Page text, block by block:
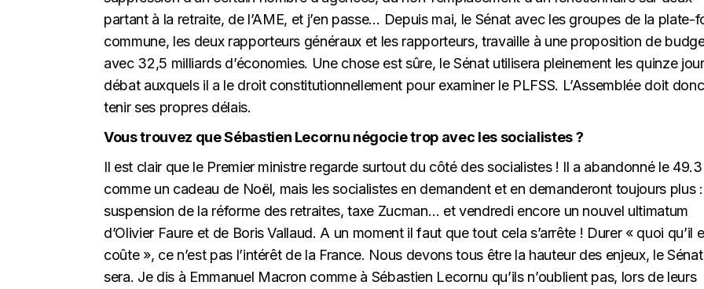
partant à la retraite, de l’AME, et j’en passe… Depuis mai, le Sénat avec les groupes de la plate-
commune, les deux rapporteurs généraux et les rapporteurs, travaille à une proposition de
avec 32,5 milliards d’économies. Une chose est sûre, le Sénat utilisera pleinement les quinze
débat auxquels il a le droit constitutionnellement pour examiner le PLFSS. L’Assemblée doit donc
tenir ses propres délais.
Vous trouvez que Sébastien Lecornu négocie trop avec les socialistes ?
Il est clair que le Premier ministre regarde surtout du côté des socialistes ! Il a abandonné le 49.3
comme un cadeau de Noël, mais les socialistes en demandent et en demanderont toujours plus :
suspension de la réforme des retraites, taxe Zucman… et vendredi encore un nouvel ultimatum
d’Olivier Faure et de Boris Vallaud. A un moment il faut que tout cela s’arrête ! Durer « quoi qu’il
coûte », ce n’est pas l’intérêt de la France. Nous devons tous être la hauteur des enjeux, le
sera. Je dis à Emmanuel Macron comme à Sébastien Lecornu qu’ils n’oublient pas, lors de leurs